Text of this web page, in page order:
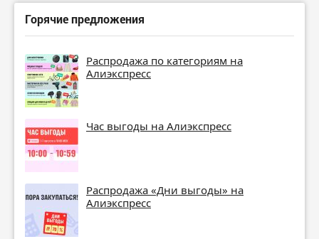
Горячие предложения
Распродажа по категориям на
Алиэкспресс
Час выгоды на Алиэкспресс
Распродажа «Дни выгоды» на
Алиэкспресс